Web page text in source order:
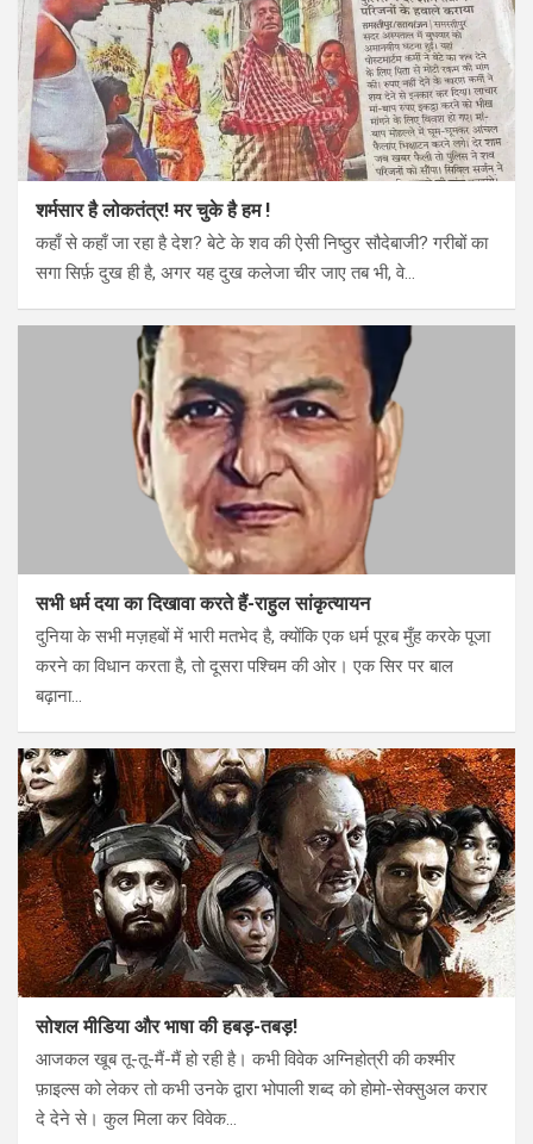
शर्मसार है लोकतंत्र! मर चुके है हम !
कहाँ से कहाँ जा रहा है देश? बेटे के शव की ऐसी निष्ठुर सौदेबाजी? गरीबों का
सगा सिर्फ़ दुख ही है, अगर यह दुख कलेजा चीर जाए तब भी, वे…
सभी धर्म दया का दिखावा करते हैं-राहुल सांकृत्यायन
दुनिया के सभी मज़हबों में भारी मतभेद है, क्योंकि एक धर्म पूरब मुँह करके पूजा
करने का विधान करता है, तो दूसरा पश्चिम की ओर। एक सिर पर बाल
बढ़ाना…
सोशल मीडिया और भाषा की हबड़-तबड़!
आजकल खूब तू-तू-मैं-मैं हो रही है। कभी विवेक अग्निहोत्री की कश्मीर
फ़ाइल्स को लेकर तो कभी उनके द्वारा भोपाली शब्द को होमो-सेक्सुअल करार
दे देने से। कुल मिला कर विवेक…